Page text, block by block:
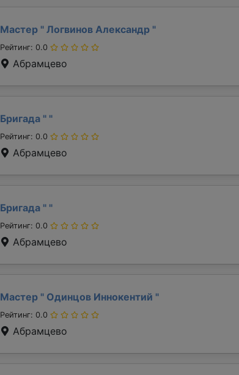
Мастер " Логвинов Александр "
Рейтинг: 0.0
Абрамцево
Бригада " "
Рейтинг: 0.0
Абрамцево
Бригада " "
Рейтинг: 0.0
Абрамцево
Мастер " Одинцов Иннокентий "
Рейтинг: 0.0
Абрамцево